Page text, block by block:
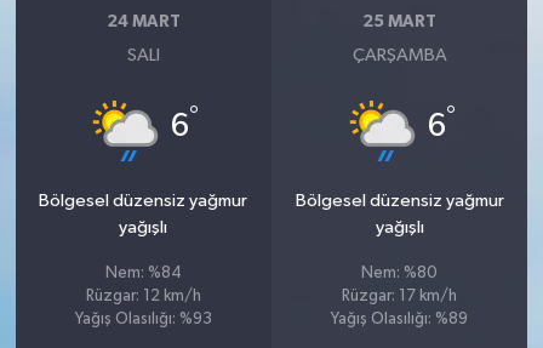
24 MART
SALI
6°
Bölgesel düzensiz yağmur
yağışlı
Nem: %84
Rüzgar: 12 km/h
Yağış Olasılığı: %93
25 MART
ÇARŞAMBA
6°
Bölgesel düzensiz yağmur
yağışlı
Nem: %80
Rüzgar: 17 km/h
Yağış Olasılığı: %89
SEYAHAT
SİYASET
SPOR
SÜRMANŞET